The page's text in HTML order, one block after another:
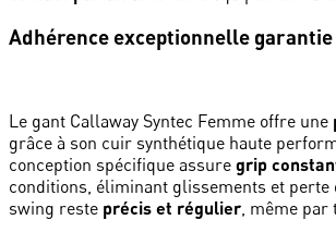
Adhérence exceptionnelle garantie
Le gant Callaway Syntec Femme offre une
grâce à son cuir synthétique haute
conception spécifique assure grip
conditions, éliminant glissements et perte
swing reste précis et régulier, même par